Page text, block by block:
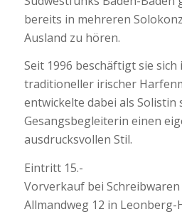
bereits in mehreren
Ausland zu hören.
Seit 1996 beschäftigt sie
traditioneller irischer
entwickelte dabei als Solistin
Gesangsbegleiterin einen
ausdrucksvollen Stil.
Eintritt 15.-
Vorverkauf bei
Allmandweg 12 in Leonberg-